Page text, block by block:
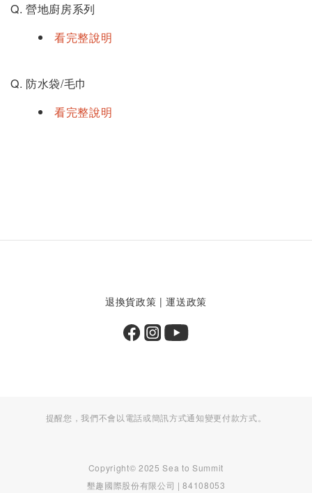
Q. 營地廚房系列
看完整說明
Q. 防水袋/毛巾
看完整說明
退換貨政策 |運送政策
提醒您，我們不會以電話或簡訊方式通知變更付款方式。
Copyright© 2025 Sea to Summit
墾趣國際股份有限公司 | 84108053